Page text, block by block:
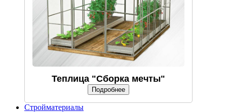
Теплица "Сборка мечты"
Подробнее
Стройматериалы